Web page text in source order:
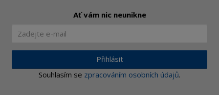
Ať vám nic neunikne
Přihlásit
Souhlasím se zpracováním osobních údajů.